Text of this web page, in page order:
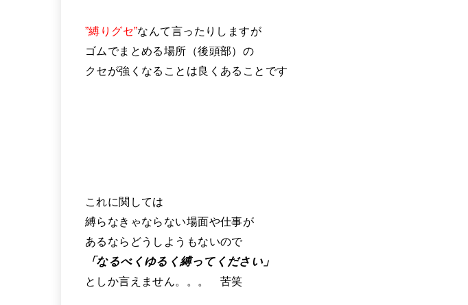
”縛りグセ”なんて言ったりしますが
ゴムでまとめる場所（後頭部）の
クセが強くなることは良くあることです
これに関しては
縛らなきゃならない場面や仕事が
あるならどうしようもないので
「なるべくゆるく縛ってください」
としか言えません。。。 苦笑